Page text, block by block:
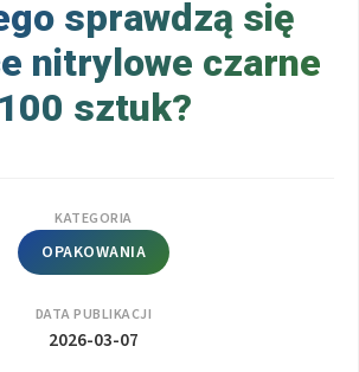
sprawdzą się
nitrylowe czarne
100 sztuk?
KATEGORIA
OPAKOWANIA
DATA PUBLIKACJI
2026-03-07